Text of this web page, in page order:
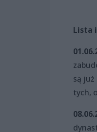
Lista
są
tych,